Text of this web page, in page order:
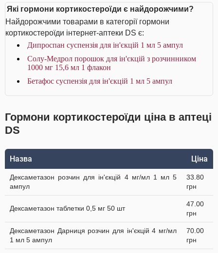
Які гормони кортикостероїди є найдорожчими?
Найдорожчими товарами в категорії гормони
кортикостероїди інтернет-аптеки DS є:
Дипроспан суспензія для ін'єкцій 1 мл 5 ампул
Солу-Медрол порошок для ін'єкцій з розчинником
1000 мг 15,6 мл 1 флакон
Бетафос суспензія для ін'єкцій 1 мл 5 ампул
Гормони кортикостероїди ціна в аптеці
DS
Назва Ціна
Дексаметазон розчин для ін'єкцій 4 мг/мл 1 мл 5
ампул
33.80
грн
Дексаметазон таблетки 0,5 мг 50 шт
47.00
грн
Дексаметазон Дарниця розчин для ін'єкцій 4 мг/мл
1 мл 5 ампул
70.00
грн